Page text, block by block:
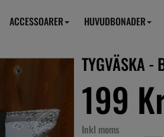
ACCESSOARER HUVUDBONADER
TYGVÄSKA -
199
Inkl moms